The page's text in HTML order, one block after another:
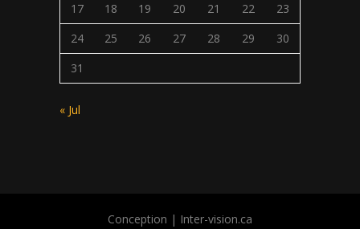
17
18 19 20 21 22
23
24
25 26 27 28 29
30
31
« Jul
Conception | Inter-vision.ca